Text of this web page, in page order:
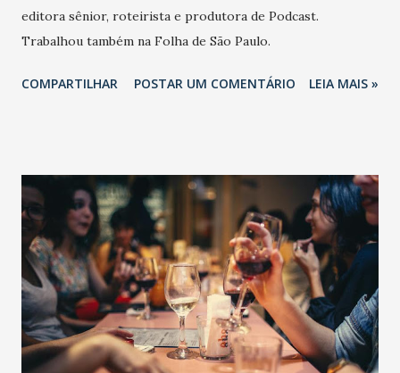
editora sênior, roteirista e produtora de Podcast.
Trabalhou também na Folha de São Paulo.
COMPARTILHAR POSTAR UM COMENTÁRIO LEIA MAIS »